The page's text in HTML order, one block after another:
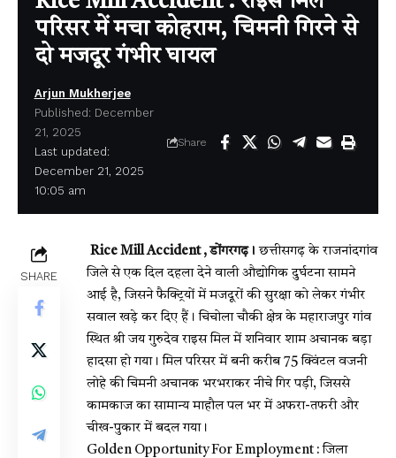
परिसर में मचा कोहराम, चिमनी गिरने से
दो मजदूर गंभीर घायल
Last updated:
December 21, 2025
10:05 am
Arjun Mukherjee
Published: December
21, 2025
Share
SHARE
Rice Mill Accident , डोंगरगढ़। छत्तीसगढ़ के राजनांदगांव
जिले से एक दिल दहला देने वाली औद्योगिक दुर्घटना सामने
आई है, जिसने फैक्ट्रियों में मजदूरों की सुरक्षा को लेकर गंभीर
सवाल खड़े कर दिए हैं। चिचोला चौकी क्षेत्र के महाराजपुर गांव
स्थित श्री जय गुरुदेव राइस मिल में शनिवार शाम अचानक बड़ा
हादसा हो गया। मिल परिसर में बनी करीब 75 क्विंटल वजनी
लोहे की चिमनी अचानक भरभराकर नीचे गिर पड़ी, जिससे
कामकाज का सामान्य माहौल पल भर में अफरा-तफरी और
चीख-पुकार में बदल गया।
Golden Opportunity For Employment : जिला